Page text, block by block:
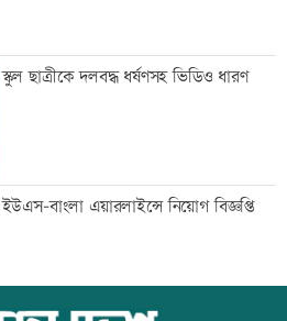
আলোচনা খুব ভালো হয়েছে, সবই ইতিবাচক:
ভারতের হাইকমিশনার
মানবিক বিভাগের অর্ধেকের বেশি শিক্ষার্থী
অকৃতকার্য
স্কুল ছাত্রীকে দলবদ্ধ ধর্ষণসহ ভিডিও ধারণ
ইউএস-বাংলা এয়ারলাইন্সে নিয়োগ বিজ্ঞপ্তি